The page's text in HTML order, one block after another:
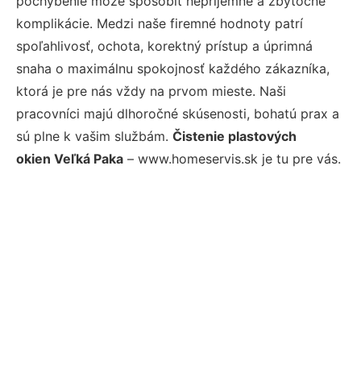
komplikácie. Medzi naše firemné hodnoty patrí
spoľahlivosť, ochota, korektný prístup a úprimná
snaha o maximálnu spokojnosť každého zákazníka,
ktorá je pre nás vždy na prvom mieste. Naši
pracovníci majú dlhoročné skúsenosti, bohatú prax a
sú plne k vašim službám. Čistenie plastových
okien Veľká Paka – www.homeservis.sk je tu pre vás.